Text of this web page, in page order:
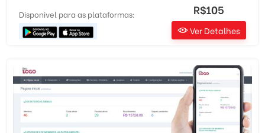
Disponivel para as plataformas: R$105
Ver Detalhes